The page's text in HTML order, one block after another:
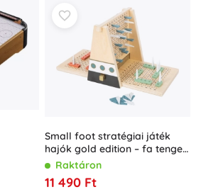
Small foot stratégiai játék
hajók gold edition – fa tengeri
csata
Raktáron
11 490 Ft